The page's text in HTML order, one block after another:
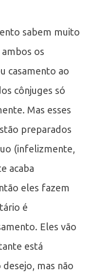
sabem muito
os
casamento ao
cônjuges só
Mas esses
preparados
(infelizmente,
acaba
eles fazem
é
Eles vão
está
mas não